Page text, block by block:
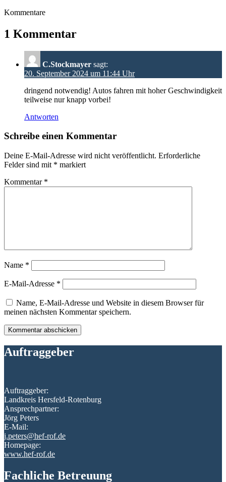
Kommentare
1 Kommentar
C.Stockmayer sagt:
20. September 2024 um 11:44 Uhr
dringend notwendig! Autos fahren mit hoher Geschwindigkeit
teilweise nur knapp vorbei!
Antworten
Schreibe einen Kommentar
Deine E-Mail-Adresse wird nicht veröffentlicht. Erforderliche
Felder sind mit * markiert
Kommentar *
Name *
E-Mail-Adresse *
Name, E-Mail-Adresse und Website in diesem Browser für
meinen nächsten Kommentar speichern.
Auftraggeber
Auftraggeber:
Landkreis Hersfeld-Rotenburg
Ansprechpartner:
Jörg Peters
E-Mail:
j.peters@hef-rof.de
Homepage:
www.hef-rof.de
Fachliche Betreuung